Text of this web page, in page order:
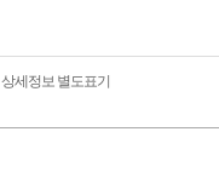
상세정보 별도표기